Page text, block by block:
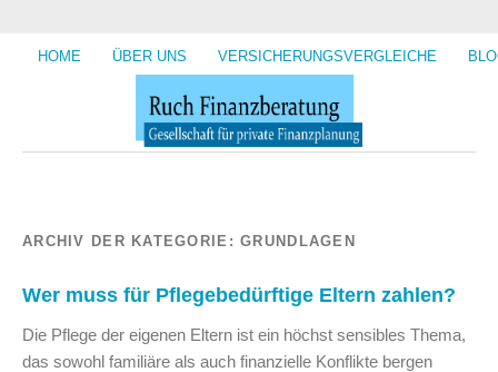
HOME ÜBER UNS VERSICHERUNGSVERGLEICHE
ARCHIV DER KATEGORIE:GRUNDLAGEN
Wer muss für Pflegebedürftige Eltern zahlen?
Die Pflege der eigenen Eltern ist ein höchst sensibles Thema,
das sowohl familiäre als auch finanzielle Konflikte bergen